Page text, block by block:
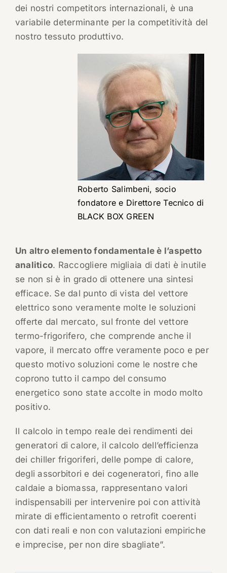
dei nostri competitors internazionali, è una
variabile determinante per la competitività del
nostro tessuto produttivo.
Roberto Salimbeni, socio
fondatore e Direttore Tecnico di
BLACK BOX GREEN
Un altro elemento fondamentale è l’aspetto
analitico. Raccogliere migliaia di dati è inutile
se non si è in grado di ottenere una sintesi
efficace. Se dal punto di vista del vettore
elettrico sono veramente molte le soluzioni
offerte dal mercato, sul fronte del vettore
termo-frigorifero, che comprende anche il
vapore, il mercato offre veramente poco e per
questo motivo soluzioni come le nostre che
coprono tutto il campo del consumo
energetico sono state accolte in modo molto
positivo.
Il calcolo in tempo reale dei rendimenti dei
generatori di calore, il calcolo dell’efficienza
dei chiller frigoriferi, delle pompe di calore,
degli assorbitori e dei cogeneratori, fino alle
caldaie a biomassa, rappresentano valori
indispensabili per intervenire poi con attività
mirate di efficientamento o retrofit coerenti
con dati reali e non con valutazioni empiriche
e imprecise, per non dire sbagliate”.